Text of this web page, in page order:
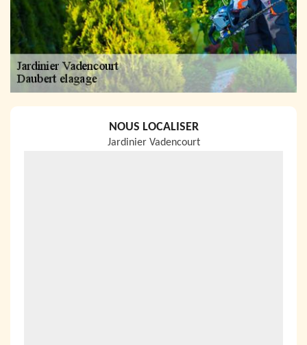
NOUS LOCALISER
Jardinier Vadencourt